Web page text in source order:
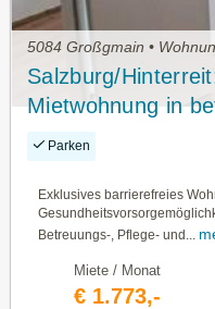
5084 Großgmain •
Salzburg/
Mietwohnung in
Haus B, Top 19
Parken
Exklusives barrierefreies
Betreuungs-, Pflege- und...
Miete / Monat
€ 1.773,-